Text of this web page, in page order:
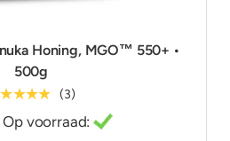
Honing, MGO™ 550+ •
500g
(3)
Op voorraad: